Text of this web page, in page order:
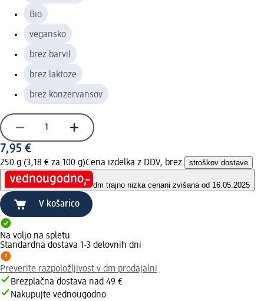
Bio
vegansko
brez barvil
brez laktoze
brez konzervansov
7,95 €
250 g (3,18 € za 100 g)Cena izdelka z DDV, brez stroškov dostave
dm trajno nizka cenani zvišana od 16.05.2025
V košarico
Na voljo na spletu
Standardna dostava 1-3 delovnih dni
Preverite razpoložljivost v dm prodajalni
Brezplačna dostava nad 49 €
Nakupujte vednougodno